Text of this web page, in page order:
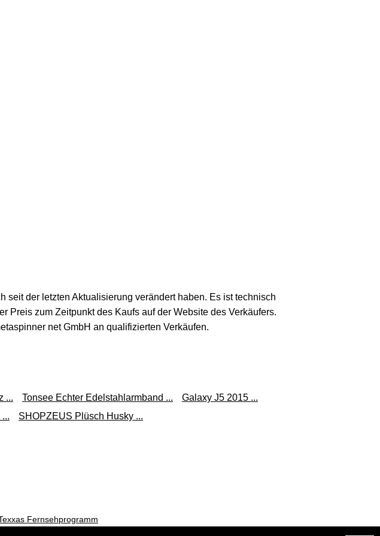
der letzten Aktualisierung verändert haben. Es ist technisch
Preis zum Zeitpunkt des Kaufs auf der Website des Verkäufers.
net GmbH an qualifizierten Verkäufen.
... Tonsee Echter Edelstahlarmband ...
Galaxy J5 2015 ...
SHOPZEUS Plüsch Husky ...
Fernsehprogramm